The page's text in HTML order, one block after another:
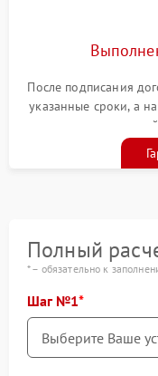
После подписания
указанные сроки, а
Полный
* – обязательно к
Шаг №1